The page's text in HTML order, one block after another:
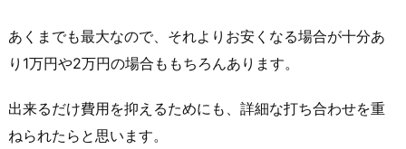
あくまでも最大なので、それよりお安くなる場合が十分あ
り1万円や2万円の場合ももちろんあります。
出来るだけ費用を抑えるためにも、詳細な打ち合わせを重
ねられたらと思います。